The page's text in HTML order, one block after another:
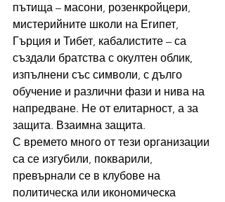
пътища – масони, розенкройцери,
мистерийните школи на Египет,
Гърция и Тибет, кабалистите – са
създали братства с окултен облик,
изпълнени със символи, с дълго
обучение и различни фази и нива на
напредване. Не от елитарност, а за
защита. Взаимна защита.
С времето много от тези организации
са се изгубили, покварили,
превърнали се в клубове на
политическа или икономическа